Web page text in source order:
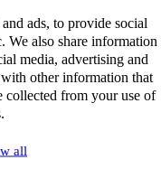
ads, to provide social
We also share information
media, advertising and
other information that
collected from your use of
all